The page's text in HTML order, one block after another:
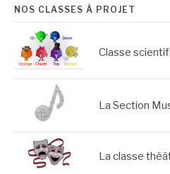
NOS CLASSES À PROJET
Classe
La Section
La classe